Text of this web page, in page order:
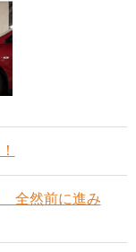
全然前に進み